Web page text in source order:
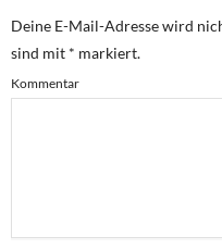
Deine E-Mail-Adresse wird
sind mit * markiert.
Kommentar